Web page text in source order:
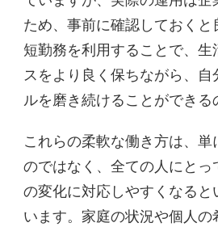
ため、事前に確認しておく
短勤務を利用することで、生
スをより良く保ちながら、自
ルを磨き続けることができる
これらの柔軟な働き方は、単
のではなく、全ての人にとっ
の変化に対応しやすくなると
います。家庭の状況や個人